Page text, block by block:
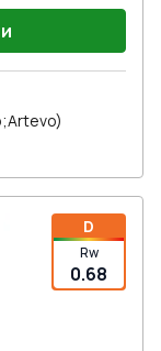
D
Rw
0.68